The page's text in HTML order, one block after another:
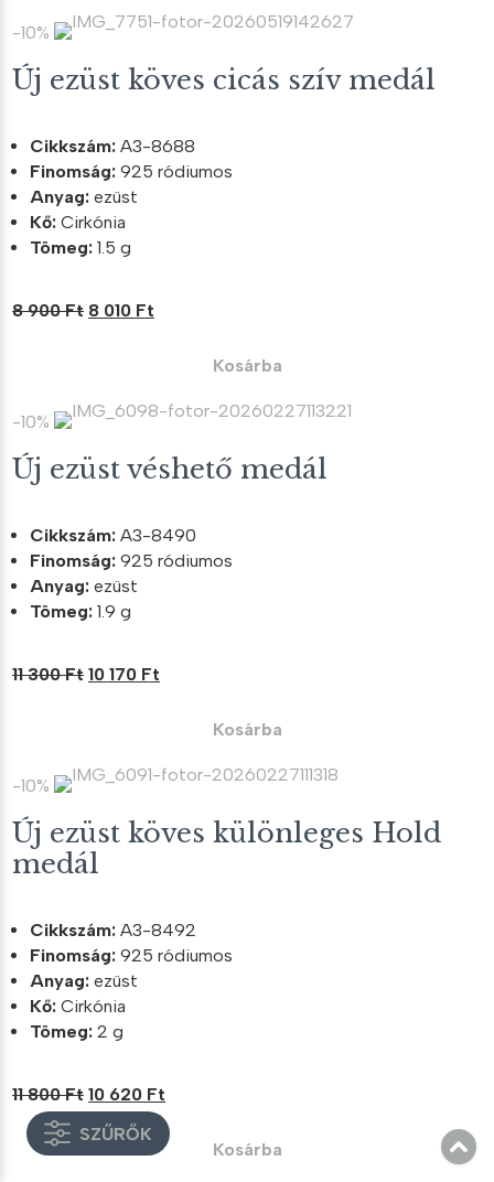
SZŰRŐK
300 Ft.
470 Ft.
-10%
Új ezüst köves cicás szív medál
Cikkszám: A3-8688
Finomság: 925 ródiumos
Anyag: ezüst
Kő: Cirkónia
Tömeg: 1.5 g
8 900Ft Original
900 Ft.
8 010 Ft
010 Ft.
Kosárba
-10%
Új ezüst véshető medál
Cikkszám: A3-8490
Finomság: 925 ródiumos
Anyag: ezüst
Tömeg: 1.9 g
11 300Ft Original
300 Ft.
10 170 Ft
170 Ft.
Kosárba
-10%
Új ezüst köves különleges Hold
medál
Cikkszám: A3-8492
Finomság: 925 ródiumos
Anyag: ezüst
Kő: Cirkónia
Tömeg: 2 g
11 800Ft Original
price
was:
10 620 Ft
price
is:
Kosárba